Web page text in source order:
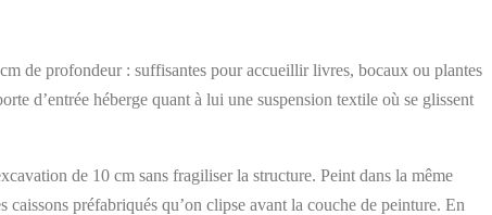
de profondeur : suffisantes pour accueillir livres, bocaux ou plantes
d’entrée héberge quant à lui une suspension textile où se glissent
de 10 cm sans fragiliser la structure. Peint dans la même
préfabriqués qu’on clipse avant la couche de peinture. En